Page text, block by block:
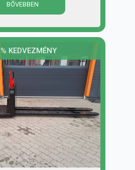
BŐVEBBEN
KEDVEZMÉNY